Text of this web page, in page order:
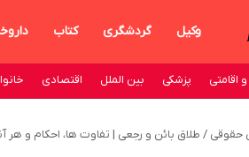
وکیل گردشگری کتاب
اقامتی پزشکی بین الملل اقتصادی
حقوقی / طلاق بائن و رجعی | تفاوت ها، احکام و هر